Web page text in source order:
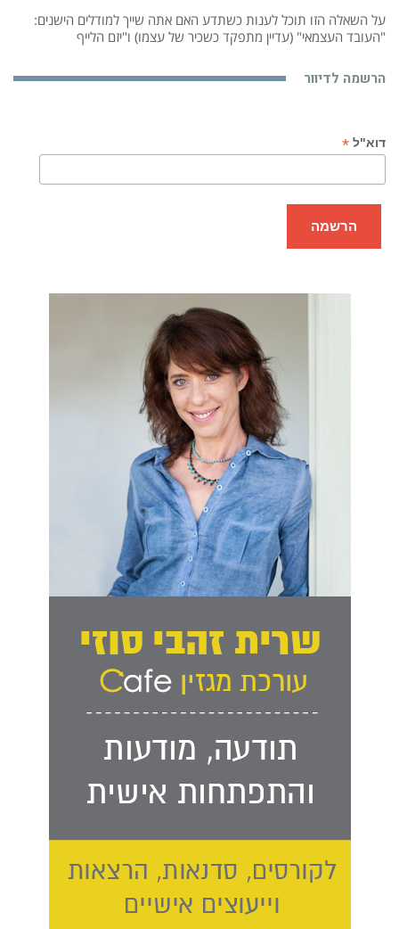
על השאלה הזו תוכל לענות כשתדע האם אתה שייך למודלים הישנים:
"העובד העצמאי" (עדיין מתפקד כשכיר של עצמו) ו"יזם הלייף
הרשמה לדיוור
דוא"ל *